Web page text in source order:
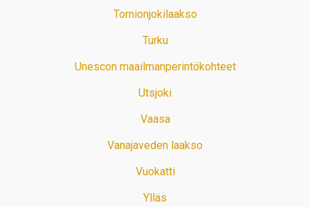
Tornionjokilaakso
Turku
Unescon maailmanperintökohteet
Utsjoki
Vaasa
Vanajaveden laakso
Vuokatti
Ylläs